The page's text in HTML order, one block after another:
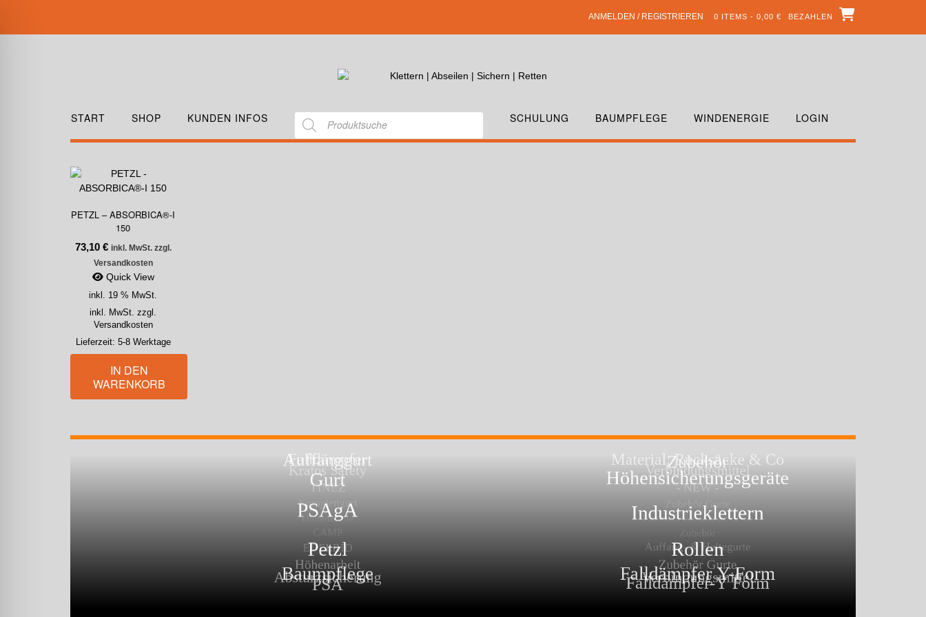
ANMELDEN / REGISTRIEREN 0 ITEMS - 0,00 € BEZAHLEN
START SHOP KUNDEN INFOS SCHULUNG BAUMPFLEGE WINDENERGIE LOGIN
PETZL – ABSORBICA®-I
150
73,10 € inkl. MwSt. zzgl.
Versandkosten
Quick View
inkl. 19 % MwSt.
inkl. MwSt. zzgl.
Versandkosten
Lieferzeit: 5-8 Werktage
IN DEN
WARENKORB